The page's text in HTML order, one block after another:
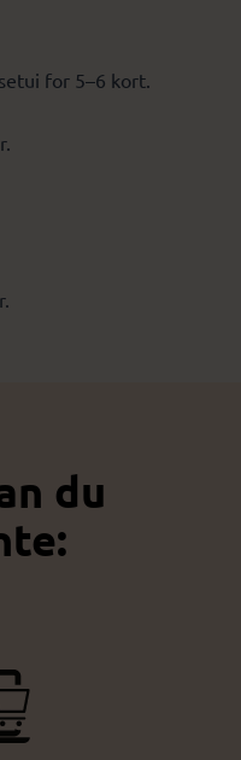
for 5–6 kort.
du